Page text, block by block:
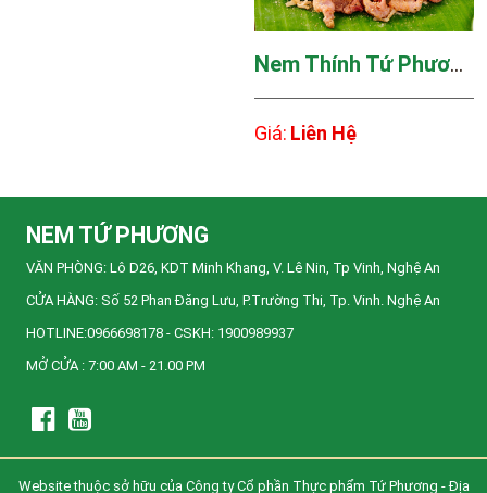
Nem Thính Tứ Phương
Giá: Liên Hệ
NEM TỨ PHƯƠNG
VĂN PHÒNG: Lô D26, KDT Minh Khang, V. Lê Nin, Tp Vinh, Nghệ An
CỬA HÀNG: Số 52 Phan Đăng Lưu, P.Trường Thi, Tp. Vinh. Nghệ An
HOTLINE:0966698178 - CSKH: 1900989937
MỞ CỬA : 7:00 AM - 21.00 PM
Website thuộc sở hữu của Công ty Cổ phần Thực phẩm Tứ Phương - Địa